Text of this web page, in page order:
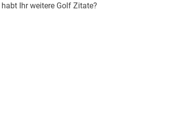
Ihr weitere Golf Zitate?